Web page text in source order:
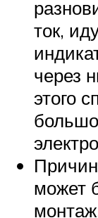
ток,
через
этого
может